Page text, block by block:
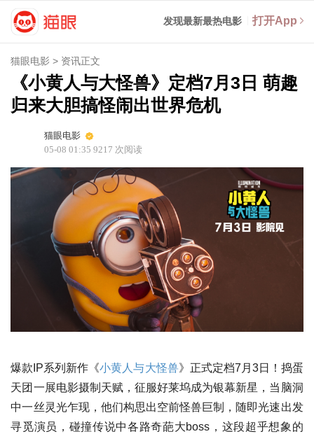
发现最新最热电影 打开App
猫眼电影 > 资讯正文
《小黄人与大怪兽》定档7月3日 萌趣
归来大胆搞怪闹出世界危机
猫眼电影
05-08 01:35 9217 次阅读
爆款IP系列新作《小黄人与大怪兽》正式定档7月3日！捣蛋
天团一展电影摄制天赋，征服好莱坞成为银幕新星，当脑洞
中一丝灵光乍现，他们构思出空前怪兽巨制，随即光速出发
寻觅演员，碰撞传说中各路奇葩大boss，这段超乎想象的